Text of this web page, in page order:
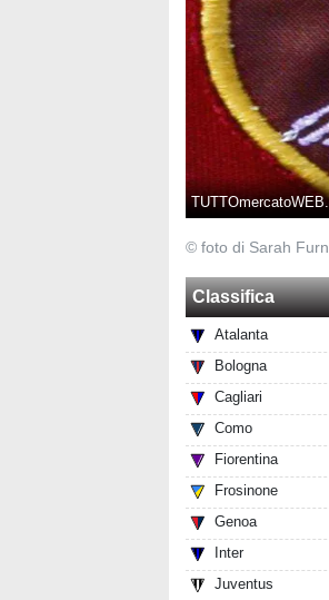
© foto di Sarah
Classifica
Atalanta
Bologna
Cagliari
Como
Fiorentina
Frosinone
Genoa
Inter
Juventus